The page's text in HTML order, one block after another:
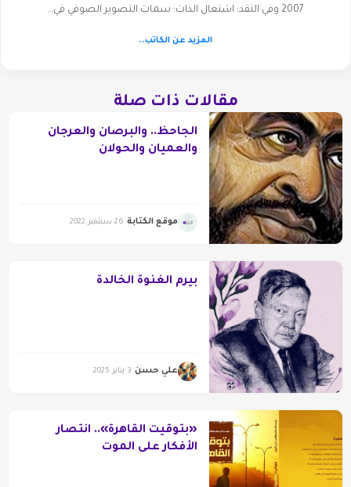
2007 وفي النقد: اشتعال الذات: سمات التصوير الصوفي في…
المزيد عن الكاتب..
مقالات ذات صلة
الجاحظ.. والبرصان والعرجان
والعميان والحولان
موقع الكتابة 26 سبتمبر 2022
بيرم الغنوة الخالدة
علي حسن 3 يناير 2025
«بتوقيت القاهرة».. انتصار
الأفكار على الموت